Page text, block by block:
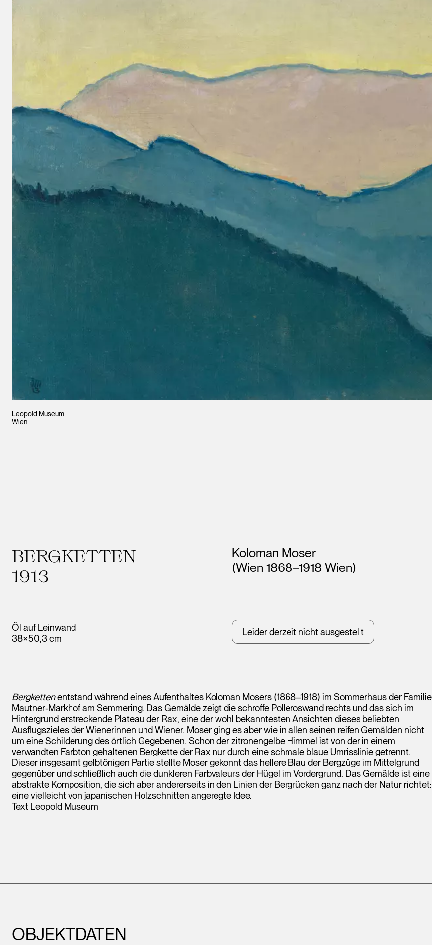
Leopold Museum,
Wien
BERGKETTEN
1913
Öl auf Leinwand
38×50,3 cm
Künstler*innen
Koloman Moser
(Wien 1868–1918 Wien)
Leider derzeit nicht ausgestellt
Bergkettenentstand während eines Aufenthaltes Koloman Mosers (1868–1918) im Sommerhaus der Familie
Mautner-Markhof am Semmering. Das Gemälde zeigt die schroffe Polleroswand rechts und das sich im
Hintergrund erstreckende Plateau der Rax, eine der wohl bekanntesten Ansichten dieses beliebten
Ausflugszieles der Wienerinnen und Wiener. Moser ging es aber wie in allen seinen reifen Gemälden nicht
um eine Schilderung des örtlich Gegebenen. Schon der zitronengelbe Himmel ist von der in einem
verwandten Farbton gehaltenen Bergkette der Rax nur durch eine schmale blaue Umrisslinie getrennt.
Dieser insgesamt gelbtönigen Partie stellte Moser gekonnt das hellere Blau der Bergzüge im Mittelgrund
gegenüber und schließlich auch die dunkleren Farbvaleurs der Hügel im Vordergrund. Das Gemälde ist eine
abstrakte Komposition, die sich aber andererseits in den Linien der Bergrücken ganz nach der Natur richtet:
eine vielleicht von japanischen Holzschnitten angeregte Idee.
Text Leopold Museum
OBJEKTDATEN